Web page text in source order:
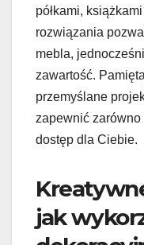
półkami,
rozwiązania
mebla,
zawartość.
przemyślane
zapewnić zarówno
dostęp dla Ciebie.
jak